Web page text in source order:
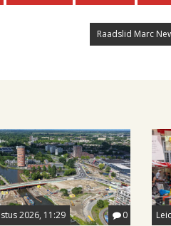
Raadslid Marc
2026, 11:29 0